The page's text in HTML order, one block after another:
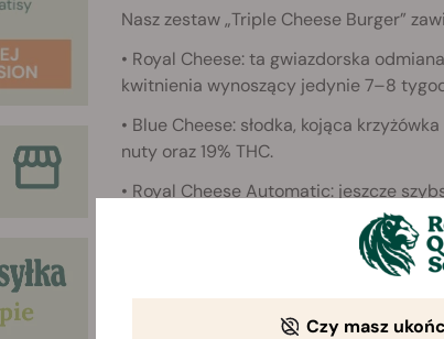
Nasz zestaw „Triple Cheese Burger”
• Royal Cheese: ta gwiazdorska
kwitnienia wynoszący jedynie 7–8
• Blue Cheese: słodka, kojąca
nuty oraz 19% THC.
• Royal Cheese Automatic: jeszcze
ostry smak odmian Skunk z dużymi
Czy masz